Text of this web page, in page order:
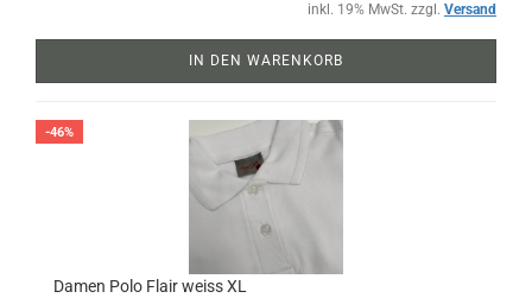
inkl. 19% MwSt. zzgl. Versand
IN DEN WARENKORB
-46%
Damen Polo Flair weiss XL